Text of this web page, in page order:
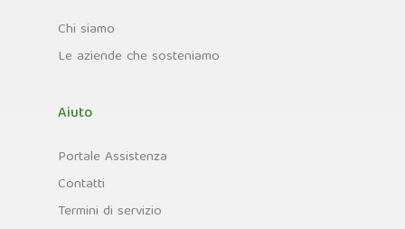
Chi siamo
Le aziende che sosteniamo
Aiuto
Portale Assistenza
Contatti
Termini di servizio